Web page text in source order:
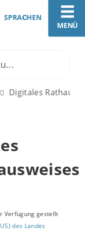
MENÜ
SPRACHEN
Digitales Rathaus
Verfügung gestellt
des Landes